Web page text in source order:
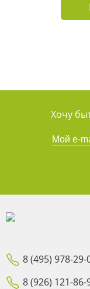
Хочу
8 (495) 978-29-
8 (926) 121-86-